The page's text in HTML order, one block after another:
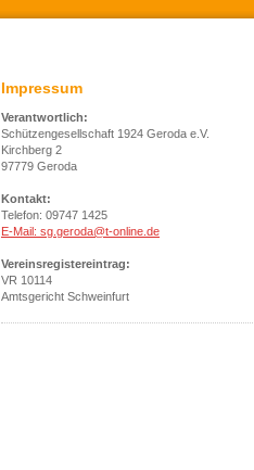
Impressum
Verantwortlich:
Schützengesellschaft 1924 Geroda e.V.
Kirchberg 2
97779 Geroda
Kontakt:
Telefon: 09747 1425
E-Mail: sg.geroda@t-online.de
Vereinsregistereintrag:
VR 10114
Amtsgericht Schweinfurt